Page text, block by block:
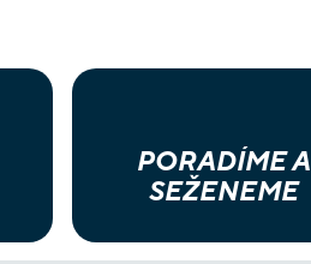
PORADÍME A
SEŽENEME